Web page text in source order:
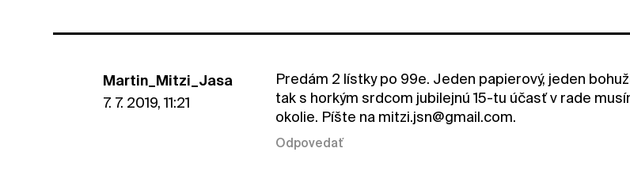
Martin_Mitzi_Jasa
7. 7. 2019, 11:21
Predám 2 lístky po 99e. Jeden papierový, jeden
tak s horkým srdcom jubilejnú 15-tu účasť v rade
okolie. Píšte na mitzi.jsn@gmail.com.
Odpovedať